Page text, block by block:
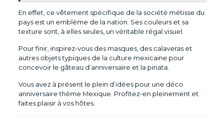
En effet, ce vêtement spécifique de la société métisse du
pays est un emblème de la nation. Ses couleurs et sa
texture sont, à elles seules, un véritable régal visuel.
Pour finir, inspirez-vous des masques, des calaveras et
autres objets typiques de la culture mexicaine pour
concevoir le gâteau d’anniversaire et la pinata.
Vous avez à présent le plein d’idées pour une déco
anniversaire thème Mexique. Profitez-en pleinement et
faites plaisir à vos hôtes.